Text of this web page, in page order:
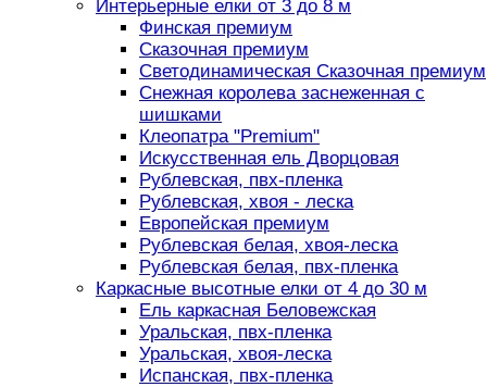
Интерьерные елки от 3 до 8 м
Финская премиум
Сказочная премиум
Светодинамическая Сказочная премиум
Снежная королева заснеженная с
шишками
Клеопатра "Premium"
Искусственная ель Дворцовая
Рублевская, пвх-пленка
Рублевская, хвоя - леска
Европейская премиум
Рублевская белая, хвоя-леска
Рублевская белая, пвх-пленка
Каркасные высотные елки от 4 до 30 м
Ель каркасная Беловежская
Уральская, пвх-пленка
Уральская, хвоя-леска
Испанская, пвх-пленка